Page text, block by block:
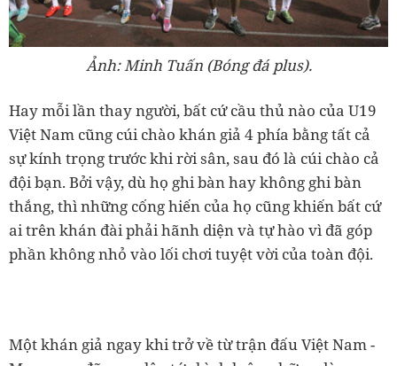
Ảnh: Minh Tuấn (Bóng đá plus).
Hay mỗi lần thay người, bất cứ cầu thủ nào của U19
Việt Nam cũng cúi chào khán giả 4 phía bằng tất cả
sự kính trọng trước khi rời sân, sau đó là cúi chào cả
đội bạn. Bởi vậy, dù họ ghi bàn hay không ghi bàn
thắng, thì những cống hiến của họ cũng khiến bất cứ
ai trên khán đài phải hãnh diện và tự hào vì đã góp
phần không nhỏ vào lối chơi tuyệt vời của toàn đội.
Một khán giả ngay khi trở về từ trận đấu Việt Nam -